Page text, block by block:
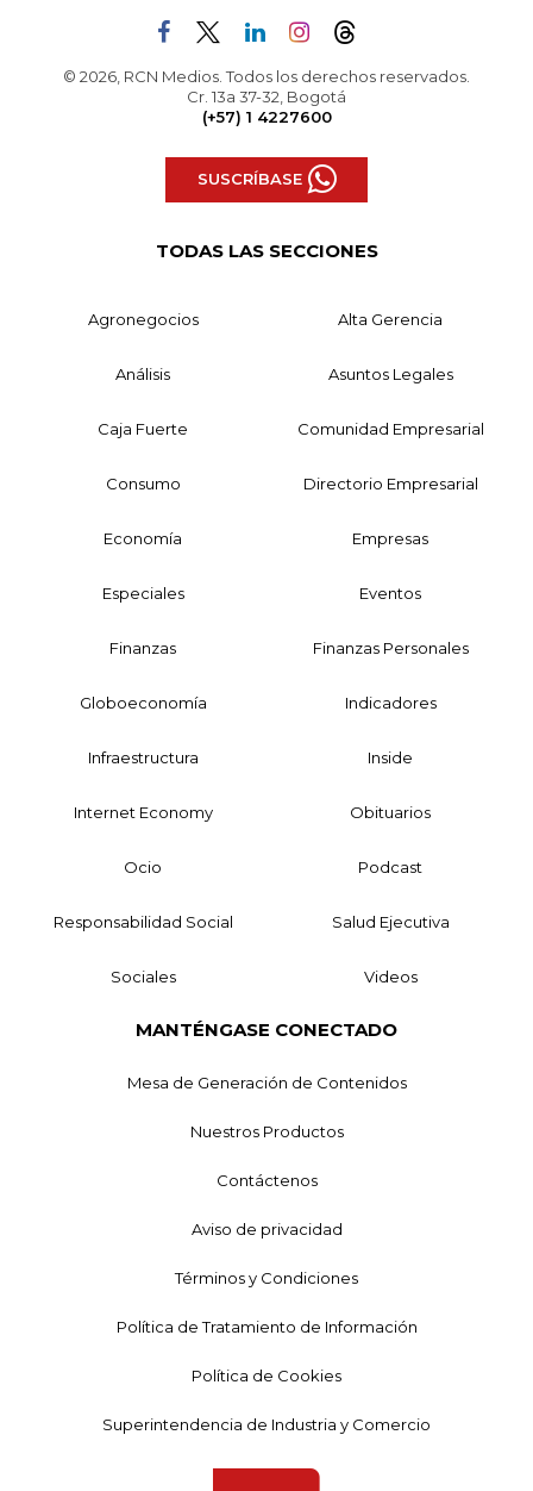
© 2026, RCN Medios. Todos los derechos reservados.
Cr. 13a 37-32, Bogotá
(+57) 1 4227600
SUSCRÍBASE
TODAS LAS SECCIONES
Agronegocios Alta Gerencia
Análisis Asuntos Legales
Caja Fuerte Comunidad Empresarial
Consumo Directorio Empresarial
Economía Empresas
Especiales Eventos
Finanzas Finanzas Personales
Globoeconomía Indicadores
Infraestructura Inside
Internet Economy Obituarios
Ocio Podcast
Responsabilidad Social Salud Ejecutiva
Sociales Videos
MANTÉNGASE CONECTADO
Mesa de Generación de Contenidos
Nuestros Productos
Contáctenos
Aviso de privacidad
Términos y Condiciones
Política de Tratamiento de Información
Política de Cookies
Superintendencia de Industria y Comercio